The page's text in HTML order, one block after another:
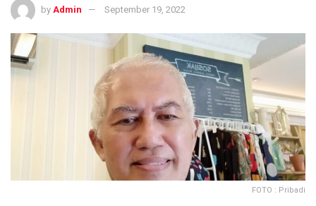
by Admin September 19, 2022
FOTO : Pribadi